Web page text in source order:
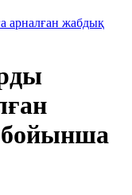
арналған жабдық